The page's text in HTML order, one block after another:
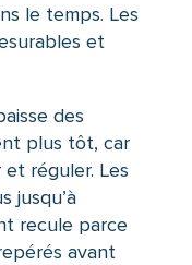
le temps. Les
et
des
plus tôt, car
réguler. Les
jusqu’à
recule parce
avant